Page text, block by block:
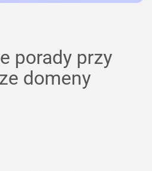
porady przy
domeny